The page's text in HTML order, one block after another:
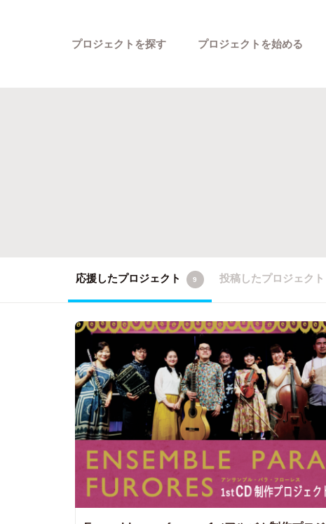
プロジェクトを探す プロジェクトを始める
応援したプロジェクト 9 投稿したプロジェクト